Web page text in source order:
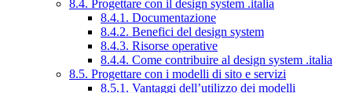
8.4. Progettare con il design system .italia
8.4.1. Documentazione
8.4.2. Benefici del design system
8.4.3. Risorse operative
8.4.4. Come contribuire al design system .italia
8.5. Progettare con i modelli di sito e servizi
8.5.1. Vantaggi dell’utilizzo dei modelli